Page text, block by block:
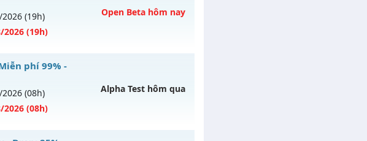
Tử vào 19h ngày 08/08/2626
/2026 (19h)
/2026 (19h)
Open Beta hôm nay
vào 19h ngày 08/08/2626
phí 99% -
/2026 (08h)
/2026 (08h)
Alpha Test hôm qua